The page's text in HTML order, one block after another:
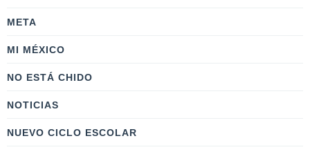
META
MI MÉXICO
NO ESTÁ CHIDO
NOTICIAS
NUEVO CICLO ESCOLAR